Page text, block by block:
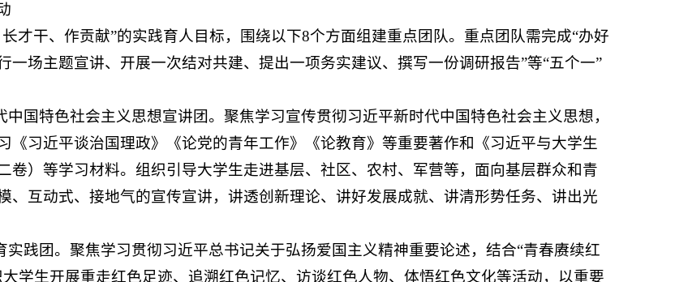
才干、作贡献”的实践育人目标，围绕以下8个方面组建重点团队。重点团队需完成“办好
一场主题宣讲、开展一次结对共建、提出一项务实建议、撰写一份调研报告”等“五个一”
中国特色社会主义思想宣讲团。聚焦学习宣传贯彻习近平新时代中国特色社会主义思想，
《习近平谈治国理政》《论党的青年工作》《论教育》等重要著作和《习近平与大学生
卷）等学习材料。组织引导大学生走进基层、社区、农村、军营等，面向基层群众和青
、互动式、接地气的宣传宣讲，讲透创新理论、讲好发展成就、讲清形势任务、讲出光
实践团。聚焦学习贯彻习近平总书记关于弘扬爱国主义精神重要论述，结合“青春赓续红
学生开展重走红色足迹、追溯红色记忆、访谈红色人物、体悟红色文化等活动，以重要